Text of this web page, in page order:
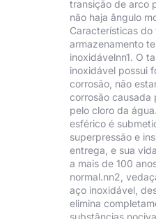
transição de arco
não haja ângulo
Características do
armazenamento
inoxidávelnn1. O
inoxidável possui
corrosão, não
corrosão causada
pelo cloro da
esférico é
superpressão e
entrega, e sua
a mais de 100
normal.nn2,
aço inoxidável,
elimina
substâncias